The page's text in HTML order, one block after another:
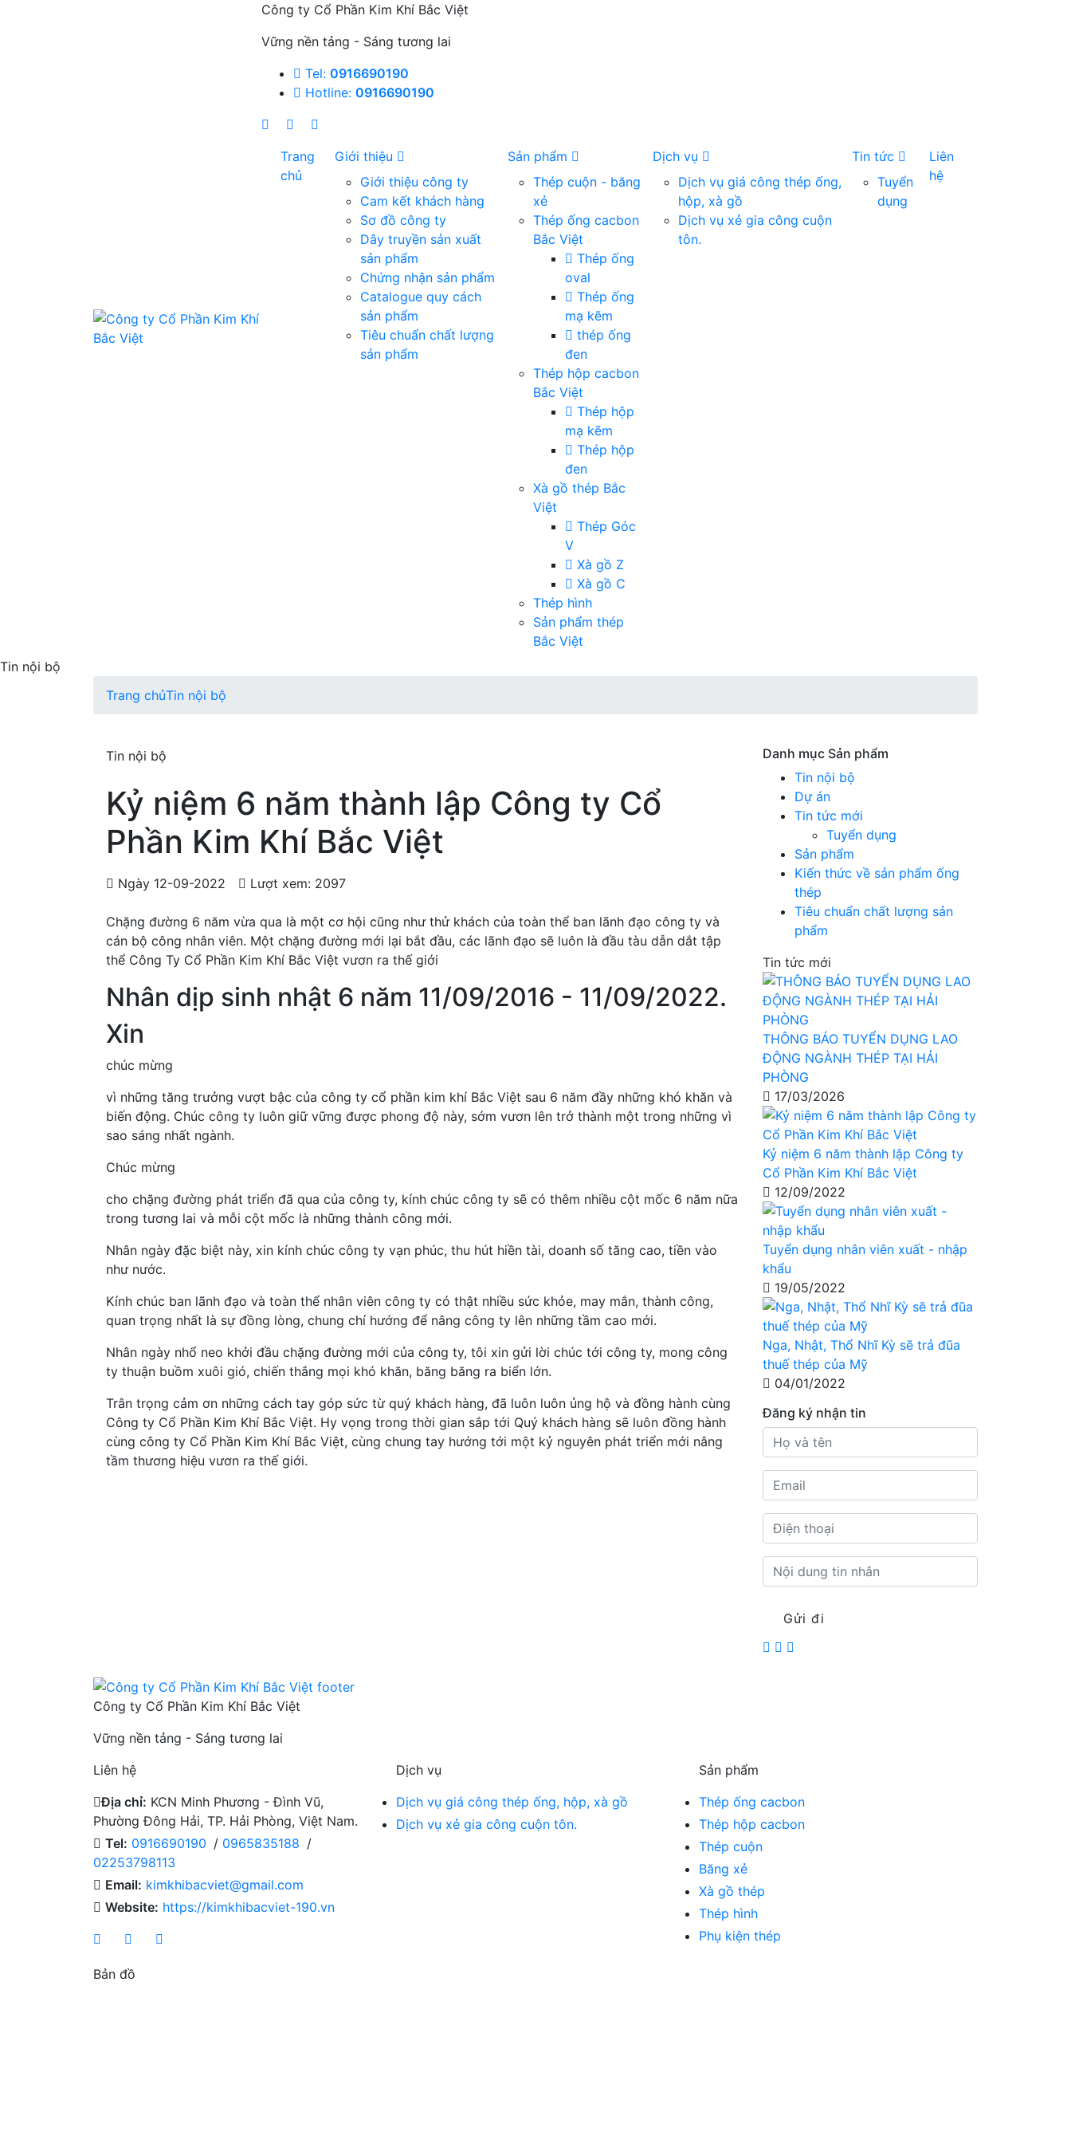
Công ty Cổ Phần Kim Khí Bắc Việt
Vững nền tảng - Sáng tương lai
Tel: 0916690190
Hotline: 0916690190
Trang
chủ
Giới thiệu
Giới thiệu công ty
Cam kết khách hàng
Sơ đồ công ty
Dây truyền sản xuất
sản phẩm
Chứng nhận sản phẩm
Catalogue quy cách
sản phẩm
Tiêu chuẩn chất lượng
sản phẩm
Sản phẩm
Thép cuộn - băng
xẻ
Thép ống cacbon
Bắc Việt
Thép ống
oval
Thép ống
mạ kẽm
thép ống
đen
Thép hộp cacbon
Bắc Việt
Thép hộp
mạ kẽm
Thép hộp
đen
Xà gồ thép Bắc
Việt
Thép Góc
V
Xà gồ Z
Xà gồ C
Thép hình
Sản phẩm thép
Bắc Việt
Dịch vụ
Dịch vụ giá công thép ống,
hộp, xà gồ
Dịch vụ xẻ gia công cuộn
tôn.
Tin tức
Tuyển
dụng
Liên
hệ
Tin nội bộ
Trang chủTin nội bộ
Tin nội bộ
Kỷ niệm 6 năm thành lập Công ty Cổ
Phần Kim Khí Bắc Việt
Ngày 12-09-2022 Lượt xem: 2097
Chặng đường 6 năm vừa qua là một cơ hội cũng như thử khách của toàn thể ban lãnh đạo công ty và
cán bộ công nhân viên. Một chặng đường mới lại bắt đầu, các lãnh đạo sẽ luôn là đầu tàu dẫn dắt tập
thể Công Ty Cổ Phần Kim Khí Bắc Việt vươn ra thế giới
Nhân dịp sinh nhật 6 năm 11/09/2016 - 11/09/2022.
Xin
chúc mừng
vì những tăng trưởng vượt bậc của công ty cổ phần kim khí Bắc Việt sau 6 năm đầy những khó khăn và
biến động. Chúc công ty luôn giữ vững được phong độ này, sớm vươn lên trở thành một trong những vì
sao sáng nhất ngành.
Chúc mừng
cho chặng đường phát triển đã qua của công ty, kính chúc công ty sẽ có thêm nhiều cột mốc 6 năm nữa
trong tương lai và mỗi cột mốc là những thành công mới.
Nhân ngày đặc biệt này, xin kính chúc công ty vạn phúc, thu hút hiền tài, doanh số tăng cao, tiền vào
như nước.
Kính chúc ban lãnh đạo và toàn thể nhân viên công ty có thật nhiều sức khỏe, may mắn, thành công,
quan trọng nhất là sự đồng lòng, chung chí hướng để nâng công ty lên những tầm cao mới.
Nhân ngày nhổ neo khởi đầu chặng đường mới của công ty, tôi xin gửi lời chúc tới công ty, mong công
ty thuận buồm xuôi gió, chiến thắng mọi khó khăn, băng băng ra biển lớn.
Trân trọng cảm ơn những cách tay góp sức từ quý khách hàng, đã luôn luôn ủng hộ và đồng hành cùng
Công ty Cổ Phần Kim Khí Bắc Việt. Hy vọng trong thời gian sắp tới Quý khách hàng sẽ luôn đồng hành
cùng công ty Cổ Phần Kim Khí Bắc Việt, cùng chung tay hướng tới một kỷ nguyên phát triển mới nâng
tầm thương hiệu vươn ra thế giới.
Danh mục Sản phẩm
Tin nội bộ
Dự án
Tin tức mới
Tuyển dụng
Sản phẩm
Kiến thức về sản phẩm ống
thép
Tiêu chuẩn chất lượng sản
phẩm
Tin tức mới
THÔNG BÁO TUYỂN DỤNG LAO
ĐỘNG NGÀNH THÉP TẠI HẢI
PHÒNG
17/03/2026
Kỷ niệm 6 năm thành lập Công ty
Cổ Phần Kim Khí Bắc Việt
12/09/2022
Tuyển dụng nhân viên xuất - nhập
khẩu
19/05/2022
Nga, Nhật, Thổ Nhĩ Kỳ sẽ trả đũa
thuế thép của Mỹ
04/01/2022
Đăng ký nhận tin
Gửi đi
Công ty Cổ Phần Kim Khí Bắc Việt
Vững nền tảng - Sáng tương lai
Liên hệ
Địa chỉ: KCN Minh Phương - Đình Vũ,
Phường Đông Hải, TP. Hải Phòng, Việt Nam.
Tel: 0916690190 / 0965835188 /
02253798113
Email: kimkhibacviet@gmail.com
Website: https://kimkhibacviet-190.vn
Dịch vụ
Dịch vụ giá công thép ống, hộp, xà gồ
Dịch vụ xẻ gia công cuộn tôn.
Sản phẩm
Thép ống cacbon
Thép hộp cacbon
Thép cuộn
Băng xẻ
Xà gồ thép
Thép hình
Phụ kiện thép
Bản đồ